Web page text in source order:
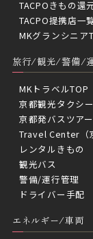
TACPOきもの還
TACPO提携店一
MKグランシニア
旅行/観光/警備/
MKトラベルTOP
京都観光タクシ
京都発バスツアー
Travel Center（
レンタルきもの
観光バス
警備/運行管理
ドライバー手配
エネルギー/車両